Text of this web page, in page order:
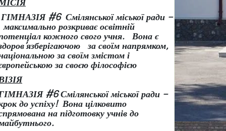
ГІМНАЗІЯ #6 Смілянської міської ради –
розкриває освітній
кожного свого учня.
Вона є
’язберігаючою за своїм напрямком,
за своїм змістом і
за своєю філософією
#6 Смілянської міської ради –
до успіху! Вона цілковито
на підготовку учнів до